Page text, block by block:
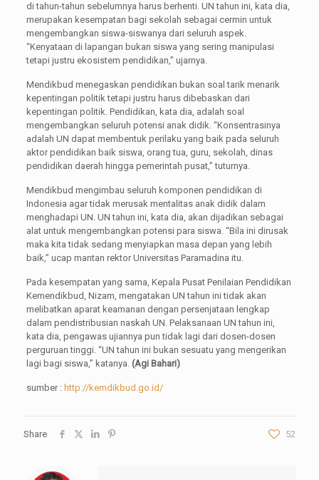
di tahun-tahun sebelumnya harus berhenti. UN tahun ini, kata dia,
merupakan kesempatan bagi sekolah sebagai cermin untuk
mengembangkan siswa-siswanya dari seluruh aspek.
“Kenyataan di lapangan bukan siswa yang sering manipulasi
tetapi justru ekosistem pendidikan,” ujarnya.
Mendikbud menegaskan pendidikan bukan soal tarik menarik
kepentingan politik tetapi justru harus dibebaskan dari
kepentingan politik. Pendidikan, kata dia, adalah soal
mengembangkan seluruh potensi anak didik. “Konsentrasinya
adalah UN dapat membentuk perilaku yang baik pada seluruh
aktor pendidikan baik siswa, orang tua, guru, sekolah, dinas
pendidikan daerah hingga pemerintah pusat,” tuturnya.
Mendikbud mengimbau seluruh komponen pendidikan di
Indonesia agar tidak merusak mentalitas anak didik dalam
menghadapi UN. UN tahun ini, kata dia, akan dijadikan sebagai
alat untuk mengembangkan potensi para siswa. “Bila ini dirusak
maka kita tidak sedang menyiapkan masa depan yang lebih
baik,” ucap mantan rektor Universitas Paramadina itu.
Pada kesempatan yang sama, Kepala Pusat Penilaian Pendidikan
Kemendikbud, Nizam, mengatakan UN tahun ini tidak akan
melibatkan aparat keamanan dengan persenjataan lengkap
dalam pendistribusian naskah UN. Pelaksanaan UN tahun ini,
kata dia, pengawas ujiannya pun tidak lagi dari dosen-dosen
perguruan tinggi. “UN tahun ini bukan sesuatu yang mengerikan
lagi bagi siswa,” katanya. (Agi Bahari)
sumber : http://kemdikbud.go.id/
Share 52